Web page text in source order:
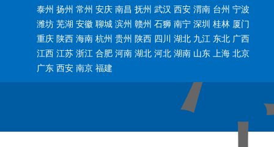
泰州 扬州 常州 安庆 南昌 抚州 武汉 西安 渭南 台州 宁波
潍坊 芜湖 安徽 聊城 滨州 赣州 石狮 南宁 深圳 桂林 厦门
重庆 陕西 海南 杭州 贵州 陕西 四川 湖北 九江 东北 广西
江西 江苏 浙江 合肥 河南 湖北 河北 湖南 山东 上海 北京
广东 西安 南京 福建